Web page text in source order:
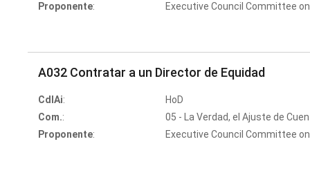
Proponente: Executive Council Committee
A032 Contratar a un Director de Equidad
CdlAi:
HoD
Com.:
05 - La Verdad, el Ajuste de
Proponente: Executive Council Committee